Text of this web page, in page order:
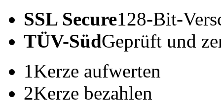
SSL Secure128-Bit-
TÜV-SüdGeprüft und
1Kerze aufwerten
2Kerze bezahlen